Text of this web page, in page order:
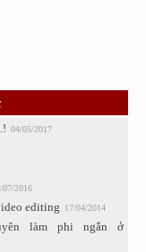
04/05/2017
07/2016
editing 17/04/2014
làm phi ngắn ở